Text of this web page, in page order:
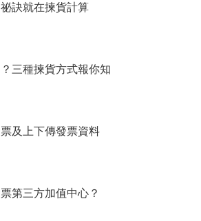
訣就在揀貨計算
三種揀貨方式報你知
及上下傳發票資料
第三方加值中心？